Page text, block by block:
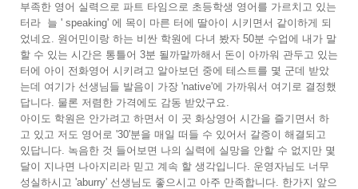
부족한 영어 실력으로 파트 타임으로 초등학생 영어를 가르치고 있는
터라 늘 ' speaking' 에 목이 마른 터에 딸아이 시키면서 같이하게 되
었네요. 원어민이랑 하는 비싼 학원에 다녀 봤자 50분 수업에 내가 말
할 수 있는 시간은 통틀어 3분 될까말까해서 돈이 아까워 관두고 있는
터에 아이 전화영어 시키려고 알아보던 중에 테스트를 몇 군데 받았
는데 여기가 선생님들 발음이 가장 'native'에 가까워서 여기로 결정했
답니다. 물론 저렴한 가격에도 감동 받았구요.
아이도 학원은 안가려고 하면서 이 곳 화상영어 시간을 즐기면서 하
고 있고 저도 영어로 '30'분을 매일 떠들 수 있어서 갈증이 해결되고
있답니다. 녹음한 것 들어보면 나의 실력에 실망을 안할 수 없지만 몇
달이 지나면 나아지리라 믿고 계속 할 생각입니다. 운영자님도 너무
성실하시고 'aburry' 선생님도 좋으시고 아주 만족합니다. 한가지 앞으